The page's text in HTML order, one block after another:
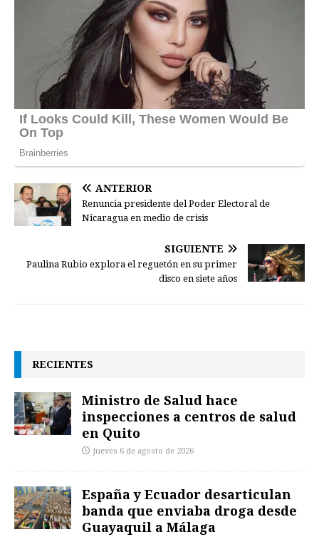
ANTERIOR
Renuncia presidente del Poder Electoral de
Nicaragua en medio de crisis
SIGUIENTE
Paulina Rubio explora el reguetón en su primer
disco en siete años
RECIENTES
Ministro de Salud hace
inspecciones a centros de salud
en Quito
jueves 6 de agosto de 2026
España y Ecuador desarticulan
banda que enviaba droga desde
Guayaquil a Málaga